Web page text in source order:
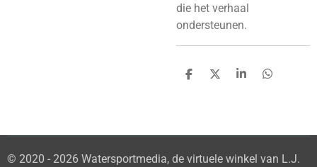
die het verhaal
ondersteunen.
D
D
S
D
© 2020 - 2026 Watersportmedia, de virtuele winkel van L.J.